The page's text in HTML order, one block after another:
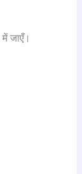
में जाएँ।